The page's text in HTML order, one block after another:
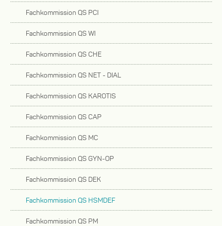
zuklappen
Fachkommission QS PCI
Fachkommission QS WI
Fachkommission QS CHE
Fachkommission QS NET - DIAL
Fachkommission QS KAROTIS
Fachkommission QS CAP
Fachkommission QS MC
Fachkommission QS GYN-OP
Fachkommission QS DEK
Fachkommission QS HSMDEF
Fachkommission QS PM